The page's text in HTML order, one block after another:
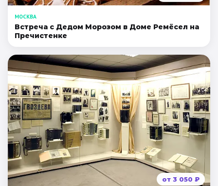
МОСКВА
Встреча с Дедом Морозом в Доме Ремёсел на
Пречистенке
от 3 050 ₽